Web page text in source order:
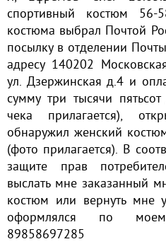
спортивный костюм 56-
костюма выбрал Почтой
посылку в отделении
адресу 140202
ул. Дзержинская д.4 и
сумму три тысячи
чека прилагается),
обнаружил женский
(фото прилагается). В
защите прав
выслать мне заказанный
костюм или вернуть мне
оформлялся по
89858697285